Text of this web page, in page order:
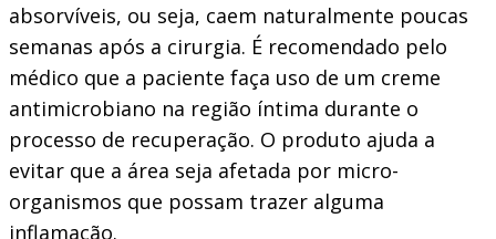
absorvíveis, ou seja, caem naturalmente poucas
semanas após a cirurgia. É recomendado pelo
médico que a paciente faça uso de um creme
antimicrobiano na região íntima durante o
processo de recuperação. O produto ajuda a
evitar que a área seja afetada por micro-
organismos que possam trazer alguma
inflamação.